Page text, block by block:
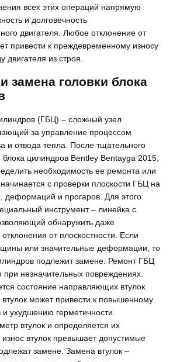
всех этих операций напрямую
и долговечность
двигателя. Любое отклонение от
привести к преждевременному износу
двигателя из строя.
замена головки блока
(ГБЦ) – сложный узел
за управление процессом
и отвода тепла. После тщательного
блока цилиндров Bentley Bentayga 2015,
необходимость ее ремонта или
с проверки плоскости ГБЦ на
деформаций и прогаров. Для этого
инструмент – линейка с
обнаружить даже
от плоскостности. Если
или значительные деформации, то
подлежит замене. Ремонт ГБЦ
при незначительных повреждениях.
состояние направляющих втулок
втулок может привести к повышенному
и ухудшению герметичности.
втулок и определяется их
втулок превышает допустимые
замене. Замена втулок –